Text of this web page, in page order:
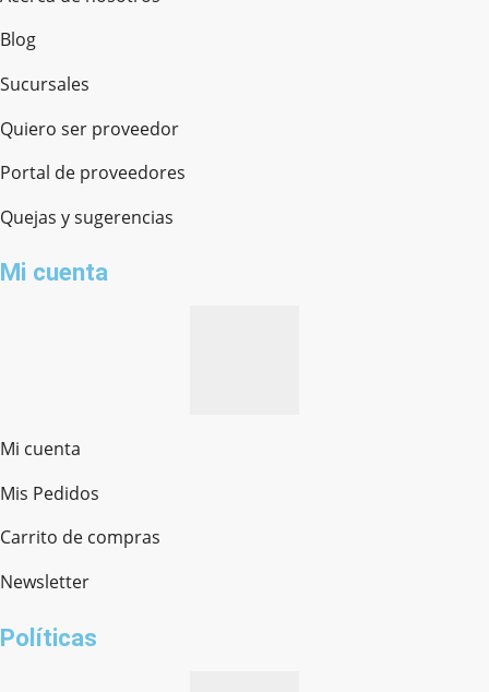
Blog
Sucursales
Quiero ser proveedor
Portal de proveedores
Quejas y sugerencias
Mi cuenta
Mi cuenta
Mis Pedidos
Carrito de compras
Newsletter
Políticas